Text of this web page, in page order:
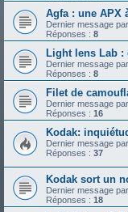
Agfa : une APX
Dernier message par
Réponses : 8
Light lens Lab :
Dernier message par
Réponses : 8
Filet de
Dernier message par
Réponses : 16
Kodak:
Dernier message par
Réponses : 37
Kodak sort un
Dernier message par
Réponses : 18